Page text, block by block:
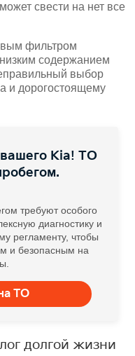
свести на нет все
фильтром
содержанием
выбор
и дорогостоящему
Kia! ТО
требуют особого
диагностику и
регламенту, чтобы
и безопасным на
ТО
долгой жизни